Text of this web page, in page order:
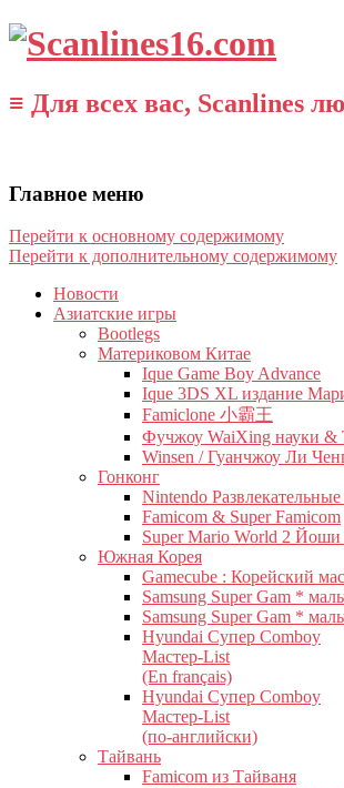
≡ Для всех вас, Scanlines
Главное меню
Перейти к основному содержимому
Перейти к дополнительному содержимому
Новости
Азиатские игры
Bootlegs
Материковом Китае
Ique Game Boy Advance
Ique 3DS XL издание
Famiclone 小霸王
Фучжоу WaiXing науки &
Winsen / Гуанчжоу Ли
Гонконг
Nintendo
Famicom & Super Famicom
Super Mario World 2 Йоши
Южная Корея
Gamecube : Корейский
Samsung Super Gam *
Samsung Super Gam *
Hyundai Супер Comboy
Мастер-List
(En français)
Hyundai Супер Comboy
Мастер-List
(по-английски)
Тайвань
Famicom из Тайваня